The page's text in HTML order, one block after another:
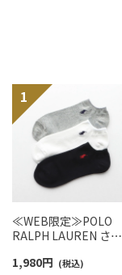
≪WEB限定≫POLO
RALPH LAUREN さら
スニーカー丈ソックス
1,980円 (税込)